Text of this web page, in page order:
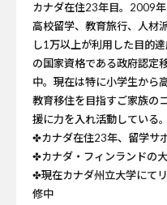
カナダ在住23年目。2009
高校留学、教育旅行、人材
し1万以上が利用した目的
の国家資格である政府認定
中。現在は特に小学生から
教育移住を目指すご家族の
援に力を入れ活動している。
✤カナダ在住23年、留学サ
✤カナダ・フィンランドの
✤現在カナダ州立大学にて
修中